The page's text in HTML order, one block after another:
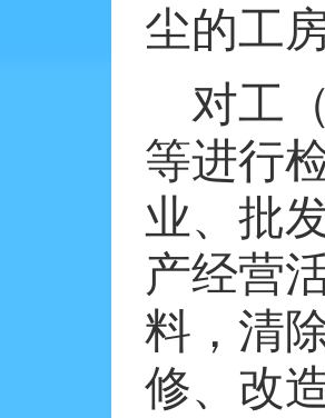
尘的工
对工
等进行
业、批
产经营
料，清
修、改